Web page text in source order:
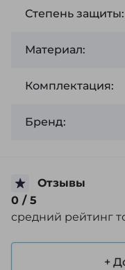
Степень защиты:
Материал:
Комплектация:
Бренд:
Отзывы
0 / 5
средний рейтинг
+